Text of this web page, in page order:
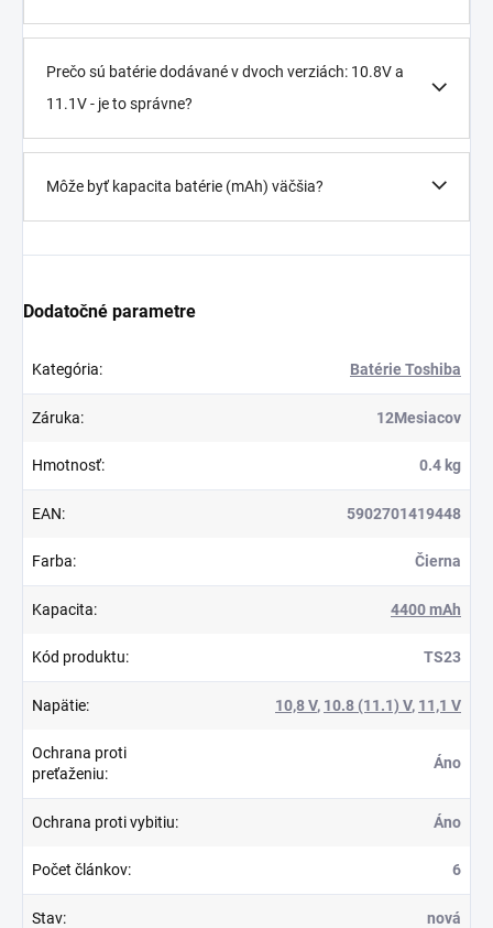
Prečo sú batérie dodávané v dvoch verziách: 10.8V a
11.1V - je to správne?
Môže byť kapacita batérie (mAh) väčšia?
Dodatočné parametre
Kategória: Batérie Toshiba
Záruka: 12Mesiacov
Hmotnosť: 0.4 kg
EAN: 5902701419448
Farba: Čierna
Kapacita: 4400 mAh
Kód produktu: TS23
Napätie: 10,8 V, 10.8 (11.1) V, 11,1 V
Ochrana proti
preťaženiu:
Áno
Ochrana proti vybitiu: Áno
Počet článkov: 6
Stav: nová